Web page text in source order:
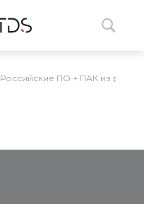
Российские ПО + ПАК из